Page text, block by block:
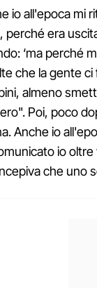
io all'epoca mi
perché era
‘ma perché
che la gente
almeno
Poi, poco
Anche io
io
che uno